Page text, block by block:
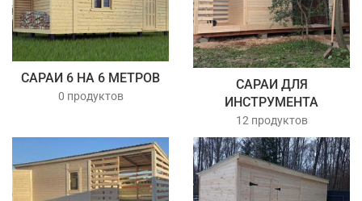
САРАИ 6 НА 6 МЕТРОВ
0 продуктов
САРАИ ДЛЯ
ИНСТРУМЕНТА
12 продуктов